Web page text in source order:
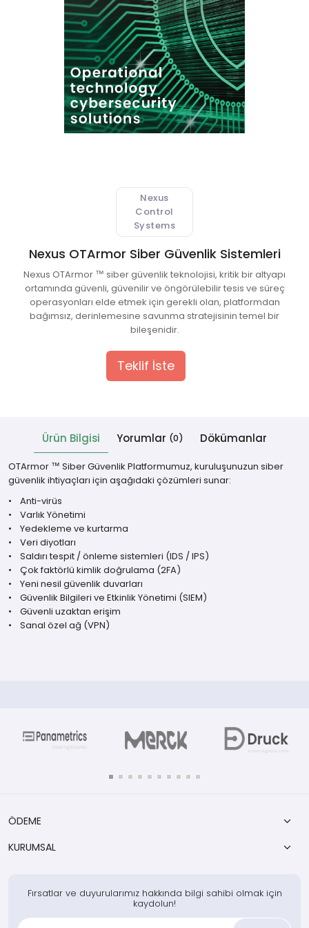
Atıksu Numune Alma Cihazları
Online Sistemleri
Validasyon Sistemleri
ve Kestirimci Bakım Cihazları
Atmosferi Test Cihazları
ve Kontrol Sistemleri
Nexus
Control
Systems
Nexus OTArmor Siber Güvenlik Sistemleri
Nexus OTArmor ™ siber güvenlik teknolojisi, kritik bir altyapı
ortamında güvenli, güvenilir ve öngörülebilir tesis ve süreç
operasyonları elde etmek için gerekli olan, platformdan
bağımsız, derinlemesine savunma stratejisinin temel bir
bileşenidir.
Teklif İste
Ürün Bilgisi Yorumlar (0) Dökümanlar
OTArmor ™ Siber Güvenlik Platformumuz, kuruluşunuzun siber
güvenlik ihtiyaçları için aşağıdaki çözümleri sunar:
• Anti-virüs
• Varlık Yönetimi
• Yedekleme ve kurtarma
• Veri diyotları
• Saldırı tespit / önleme sistemleri (IDS / IPS)
• Çok faktörlü kimlik doğrulama (2FA)
• Yeni nesil güvenlik duvarları
• Güvenlik Bilgileri ve Etkinlik Yönetimi (SIEM)
• Güvenli uzaktan erişim
• Sanal özel ağ (VPN)
ÖDEME
KURUMSAL
Fırsatlar ve duyurularımız hakkında bilgi sahibi olmak için
kaydolun!